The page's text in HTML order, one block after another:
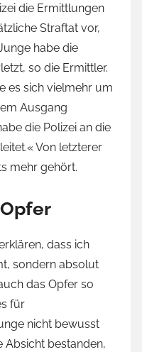
die Ermittlungen
Straftat vor,
habe die
so die Ermittler.
es sich vielmehr um
Ausgang
die Polizei an die
Von letzterer
mehr gehört.
dass ich
sondern absolut
das Opfer so
für
nicht bewusst
Absicht bestanden,